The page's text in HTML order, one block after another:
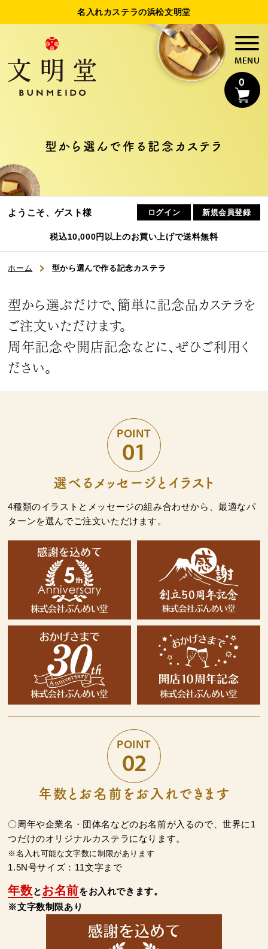
名入れカステラの浜松文明堂
0
名入れカステラ
法人様向け名入れ
初めてのお客様へ
ご利用ガイド
よくある質問
商品一覧
名入れカステラ（オリジナル）
好きな文字とイラスト
を選んで作る
型からオリジナルで作
名入れカステラ
特製ハニーカステラ極 浜松工場限定五三焼カ
型から選んで作る記念カステラ
税込10,000円以上のお買い上げで送料無料
ようこそ、ゲスト様 ログイン 新規会員登録
ホーム 型から選んで作る記念カステラ
型から選ぶだけで、簡単に記念品カステラを
ご注文いただけます。
周年記念や開店記念などに、ぜひご利用く
ださい。
POINT
01
選べるメッセージとイラスト
4種類のイラストとメッセージの組み合わせから、最適なパ
ターンを選んでご注文いただけます。
POINT
02
年数とお名前をお入れできます
〇周年や企業名・団体名などのお名前が入るので、世界に1
つだけのオリジナルカステラになります。
※名入れ可能な文字数に制限があります
1.5N号サイズ：11文字まで
年数とお名前をお入れできます。
※文字数制限あり